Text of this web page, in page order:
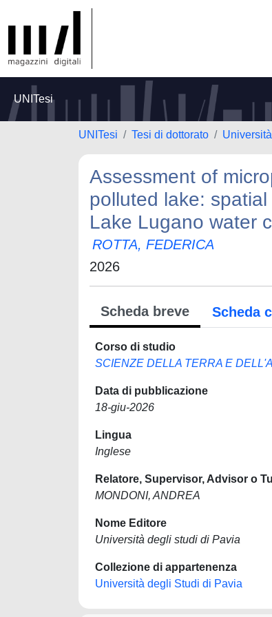
UNITesi
UNITesi Tesi di dottorato
Assessment of
polluted lake:
Lake Lugano water
ROTTA, FEDERICA
2026
Scheda breve Scheda
Corso di studio
SCIENZE DELLA TERRA E
Data di pubblicazione
18-giu-2026
Lingua
Inglese
Relatore, Supervisor, Advisor o
MONDONI, ANDREA
Nome Editore
Università degli studi di Pavia
Collezione di appartenenza
Università degli Studi di Pavia